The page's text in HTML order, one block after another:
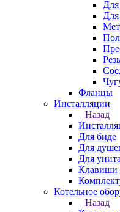
Фланцы
Инсталляции
Назад
Для биде
Для
Для
Клавиши
Котельное
Назад